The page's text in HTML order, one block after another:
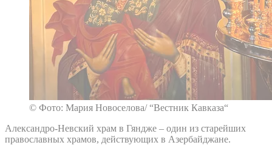
© Фото: Мария Новоселова/ “Вестник Кавказа“
Александро-Невский храм в Гяндже – один из старейших
православных храмов, действующих в Азербайджане.